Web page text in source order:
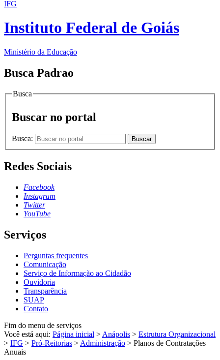
IFG
Instituto Federal de Goiás
Ministério da Educação
Busca Padrao
Busca
Buscar no portal
Busca: Buscar
Redes Sociais
Facebook
Instagram
Twitter
YouTube
Serviços
Perguntas frequentes
Comunicação
Serviço de Informação ao Cidadão
Ouvidoria
Transparência
SUAP
Contato
Fim do menu de serviços
Você está aqui: Página inicial > Anápolis > Estrutura Organizacional
> IFG > Pró-Reitorias > Administração > Planos de Contratações
Anuais